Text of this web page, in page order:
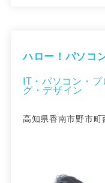
ハロー！パソコ
IT・パソコン・
グ・デザイン
高知県香南市野市